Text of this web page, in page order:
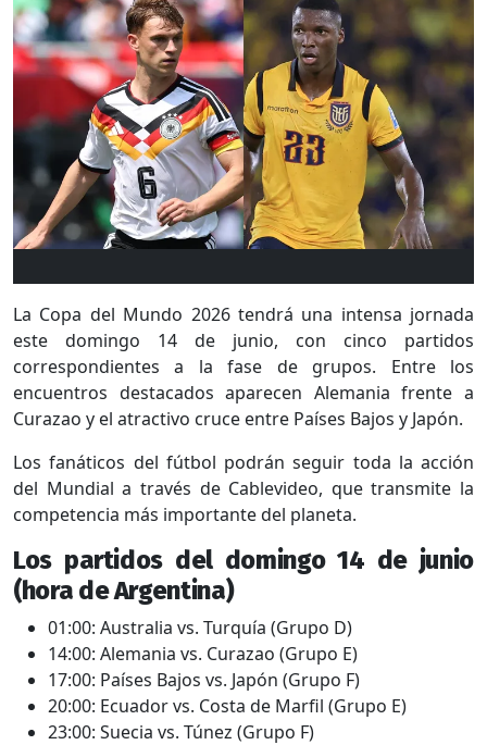
La Copa del Mundo 2026 tendrá una intensa jornada
este domingo 14 de junio, con cinco partidos
correspondientes a la fase de grupos. Entre los
encuentros destacados aparecen Alemania frente a
Curazao y el atractivo cruce entre Países Bajos y Japón.
Los fanáticos del fútbol podrán seguir toda la acción
del Mundial a través de Cablevideo, que transmite la
competencia más importante del planeta.
Los partidos del domingo 14 de junio
(hora de Argentina)
01:00: Australia vs. Turquía (Grupo D)
14:00: Alemania vs. Curazao (Grupo E)
17:00: Países Bajos vs. Japón (Grupo F)
20:00: Ecuador vs. Costa de Marfil (Grupo E)
23:00: Suecia vs. Túnez (Grupo F)